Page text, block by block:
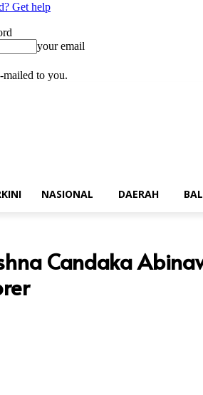
Get help
your email
to you.
NASIONAL DAERAH
Candaka